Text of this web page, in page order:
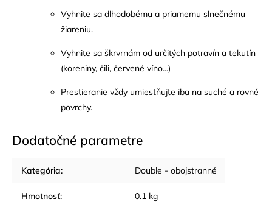
Vyhnite sa dlhodobému a priamemu slnečnému
žiareniu.
Vyhnite sa škrvrnám od určitých potravín a tekutín
(koreniny, čili, červené víno...)
Prestieranie vždy umiestňujte iba na suché a rovné
povrchy.
Dodatočné parametre
Kategória: Double - obojstranné
Hmotnosť: 0.1 kg